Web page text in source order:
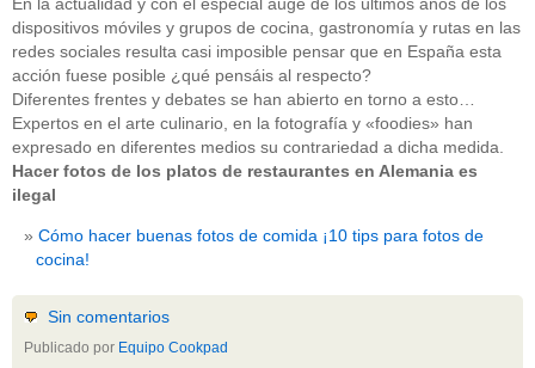
dispositivos móviles y grupos de cocina, gastronomía y rutas en las
redes sociales resulta casi imposible pensar que en España esta
acción fuese posible ¿qué pensáis al respecto?
Diferentes frentes y debates se han abierto en torno a esto…
Expertos en el arte culinario, en la fotografía y «foodies» han
expresado en diferentes medios su contrariedad a dicha medida.
Hacer fotos de los platos de restaurantes en Alemania es
ilegal
Cómo hacer buenas fotos de comida ¡10 tips para fotos de
cocina!
Sin comentarios
Publicado por Equipo Cookpad